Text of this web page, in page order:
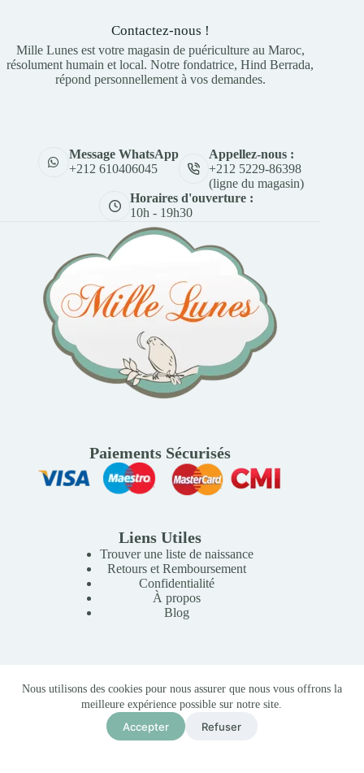
Nous utilisons des cookies pour nous assurer que nous vous offrons la
meilleure expérience possible sur notre site.
Accepter Refuser
Contactez-nous !
Mille Lunes est votre magasin de puériculture au Maroc,
résolument humain et local. Notre fondatrice, Hind Berrada,
répond personnellement à vos demandes.
Message WhatsApp
+212 610406045
Appellez-nous :
+212 5229-86398
(ligne du magasin)
Horaires d'ouverture :
10h - 19h30
Paiements Sécurisés
Liens Utiles
Trouver une liste de naissance
Retours et Remboursement
Confidentialité
À propos
Blog
Copyright © 2026 Mille Lunes - Création du site :
Baptiste
-Conditions Générales de Vente
Sac à Roulette YOYO+ Bag Rouge
MAD
Ajouter au panier